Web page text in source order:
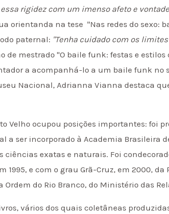
rigidez com um imenso afeto e
orientanda na tese "Nas redes do sexo:
paternal: "Tenha cuidado com os
de mestrado "O baile funk: festas e
a acompanhá-lo a um baile funk no
Nacional, Adrianna Vianna destaca
ocupou posições importantes: foi
ser incorporado à Academia Brasileira
exatas e naturais. Foi
e com o grau Grã-Cruz, em 2000, da
do Rio Branco, do Ministério das
vários dos quais coletâneas